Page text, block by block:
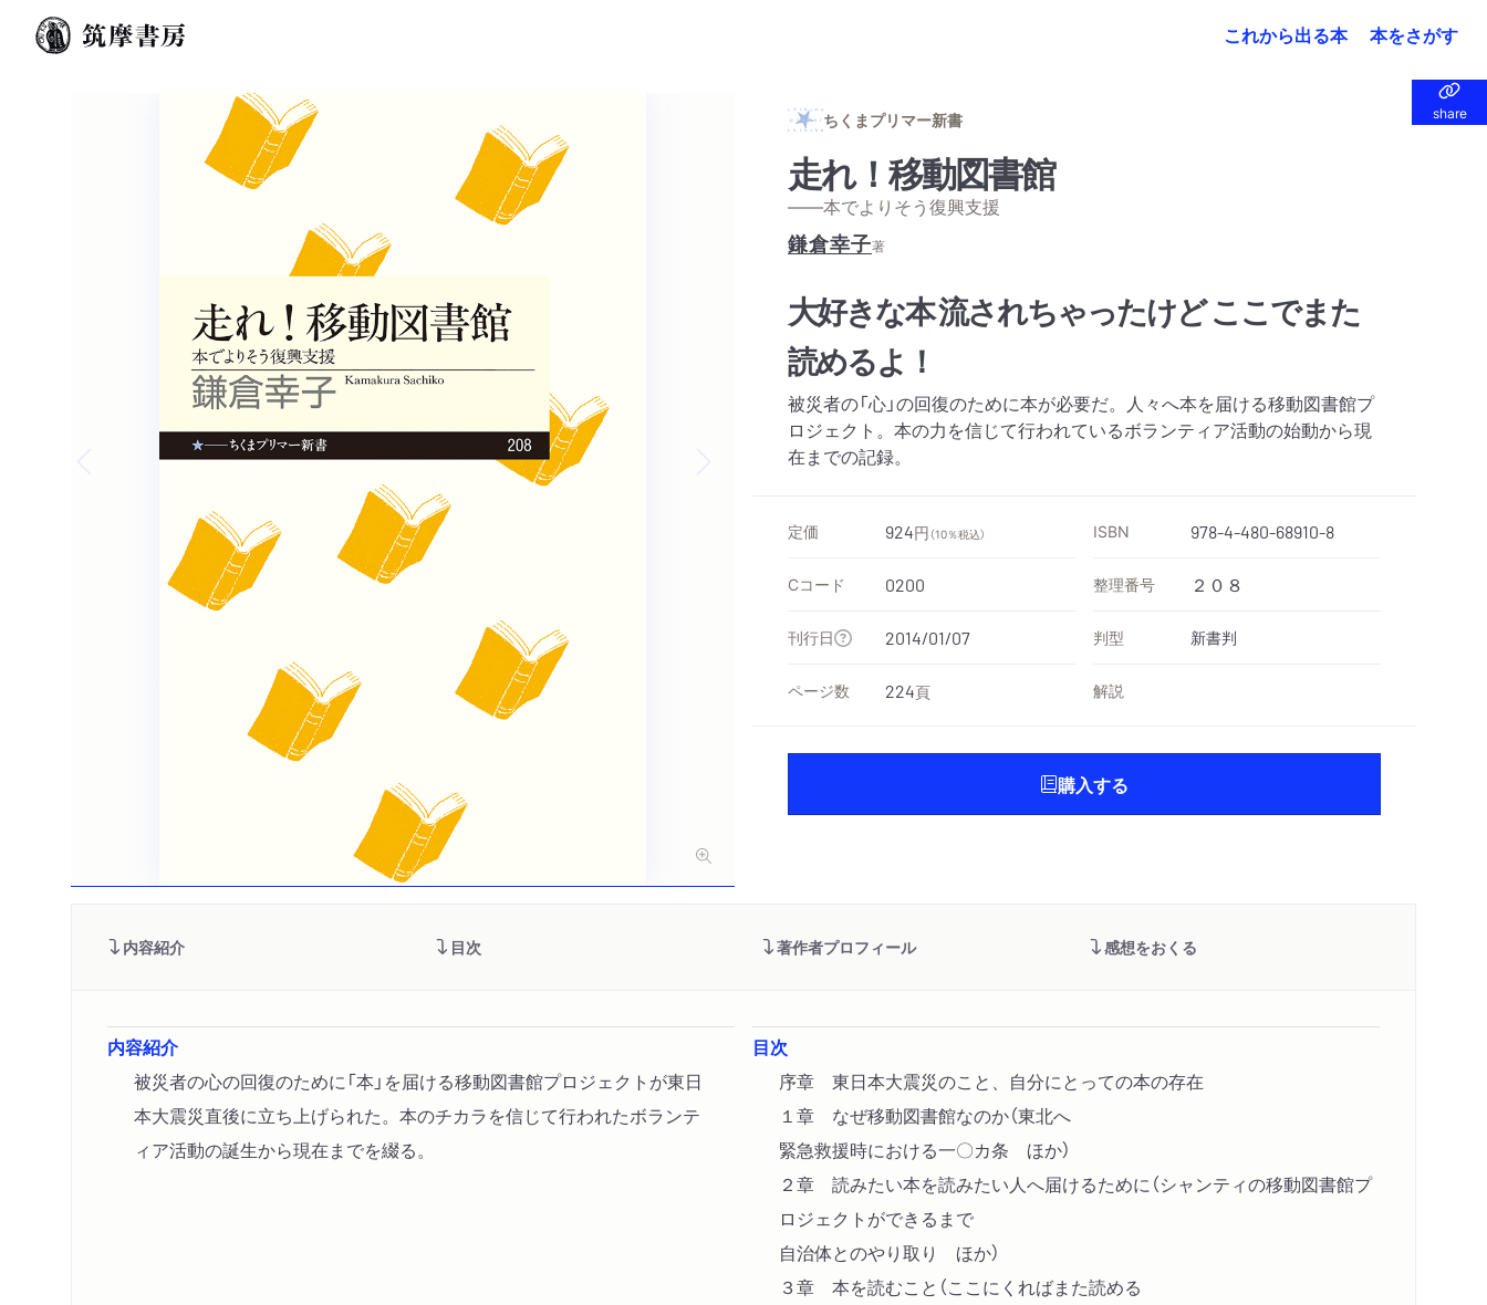
これから出る本 本をさがす
share
share
ちくまプリマー新書
走れ！移動図書館
——本でよりそう復興支援
鎌倉幸子著
大好きな本 流されちゃったけど ここでまた
読めるよ！
被災者の「心」の回復のために本が必要だ。人々へ本を届ける移動図書館プ
ロジェクト。本の力を信じて行われているボランティア活動の始動から現
在までの記録。
定価 924円 （10％税込） ISBN 978-4-480-68910-8
Cコード 0200 整理番号 ２０８
刊行日 2014/01/07 判型 新書判
ページ数 224頁 解説
購入する
内容紹介 目次 著作者プロフィール 感想をおくる
内容紹介
被災者の心の回復のために「本」を届ける移動図書館プロジェクトが東日
本大震災直後に立ち上げられた。本のチカラを信じて行われたボランテ
ィア活動の誕生から現在までを綴る。
目次
序章 東日本大震災のこと、自分にとっての本の存在
１章 なぜ移動図書館なのか（東北へ
緊急救援時における一〇カ条 ほか）
２章 読みたい本を読みたい人へ届けるために（シャンティの移動図書館プ
ロジェクトができるまで
自治体とのやり取り ほか）
３章 本を読むこと（ここにくればまた読める